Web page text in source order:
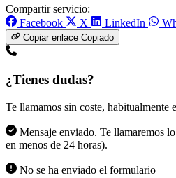
Compartir servicio:
Facebook
X LinkedIn
Copiar enlace Copiado
¿Tienes dudas?
Te llamamos sin coste, habitualmente
Mensaje enviado. Te llamaremos
en menos de 24 horas).
No se ha enviado el formulario